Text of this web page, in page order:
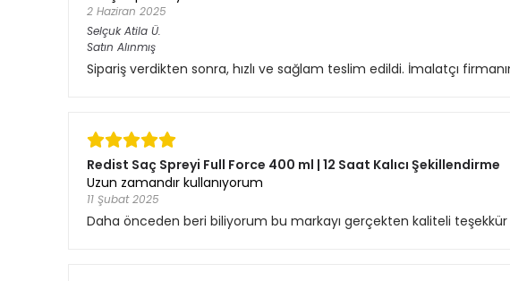
2 Haziran 2025
Selçuk Atila Ü.
Satın Alınmış
Sipariş verdikten sonra, hızlı ve sağlam teslim edildi. İmalatçı
Redist Saç Spreyi Full Force 400 ml | 12 Saat Kalıcı Şekillendirme
Uzun zamandır kullanıyorum
11 Şubat 2025
Daha önceden beri biliyorum bu markayı gerçekten kaliteli